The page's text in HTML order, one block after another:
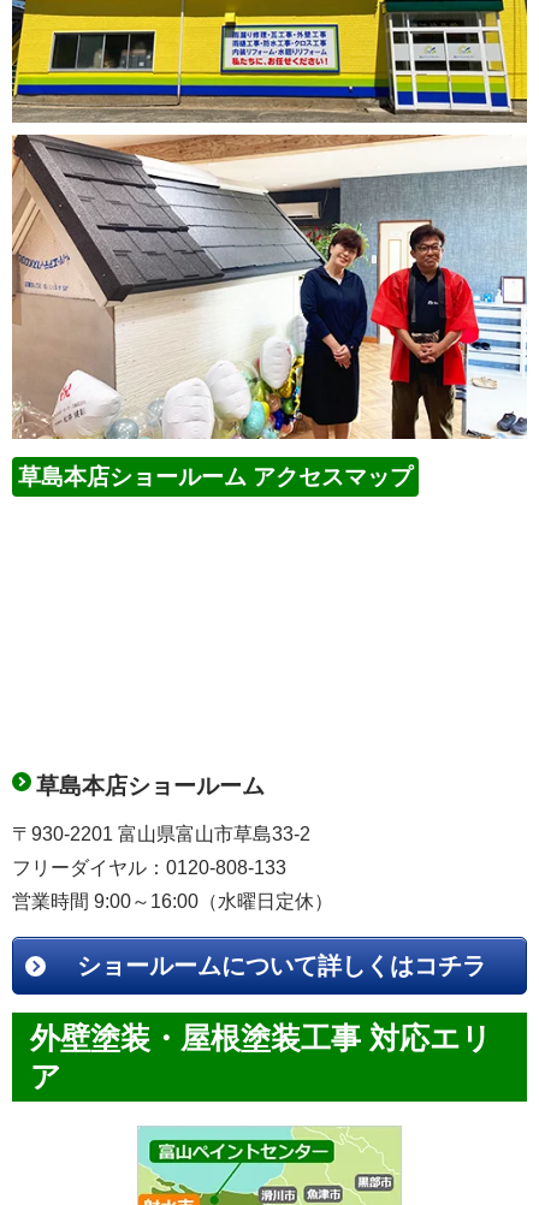
草島本店ショールーム アクセスマップ
草島本店ショールーム
〒930-2201 富山県富山市草島33-2
フリーダイヤル：0120-808-133
営業時間 9:00～16:00（水曜日定休）
ショールームについて詳しくはコチラ
外壁塗装・屋根塗装工事 対応エリ
ア